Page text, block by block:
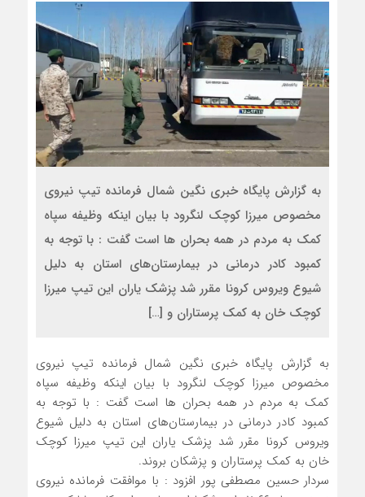
به گزارش پایگاه خبری نگین شمال فرمانده تیپ نیروی
مخصوص میرزا کوچک ‌لنگرود با بیان اینکه وظیفه سپاه
کمک به مردم در همه بحران ‌ها است گفت : با توجه به
کمبود کادر درمانی در بیمارستان‌های استان به دلیل
شیوع ویروس کرونا مقرر شد پزشک یاران این تیپ میرزا
کوچک خان به کمک پرستاران و […]
به گزارش پایگاه خبری نگین شمال فرمانده تیپ نیروی
مخصوص میرزا کوچک ‌لنگرود با بیان اینکه وظیفه سپاه
کمک به مردم در همه بحران ‌ها است گفت : با توجه به
کمبود کادر درمانی در بیمارستان‌های استان به دلیل شیوع
ویروس کرونا مقرر شد پزشک یاران این تیپ میرزا کوچک
خان به کمک پرستاران و پزشکان بروند.
سردار حسين مصطفي پور افزود : با موافقت فرمانده نیروی